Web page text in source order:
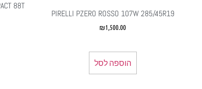
PIRELLI PZERO ROSSO 107W 285/45R19
₪1,500.00
הוספה לסל
88T